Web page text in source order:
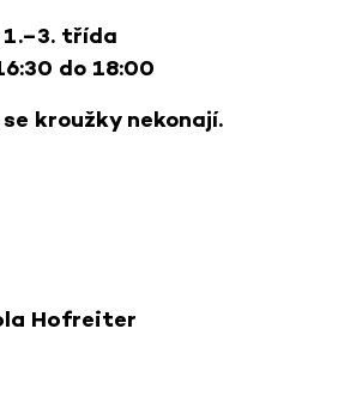
1.–3. třída
do 18:00
kroužky nekonají.
Hofreiter